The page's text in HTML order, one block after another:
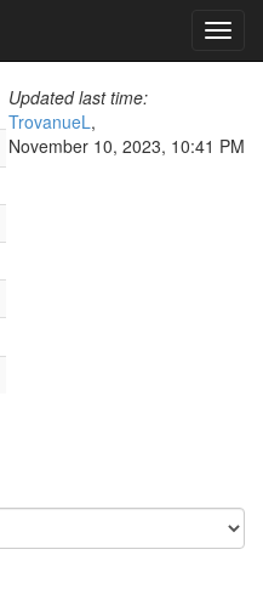
Updated last time:
TrovanueL,
November 10, 2023, 10:41 PM